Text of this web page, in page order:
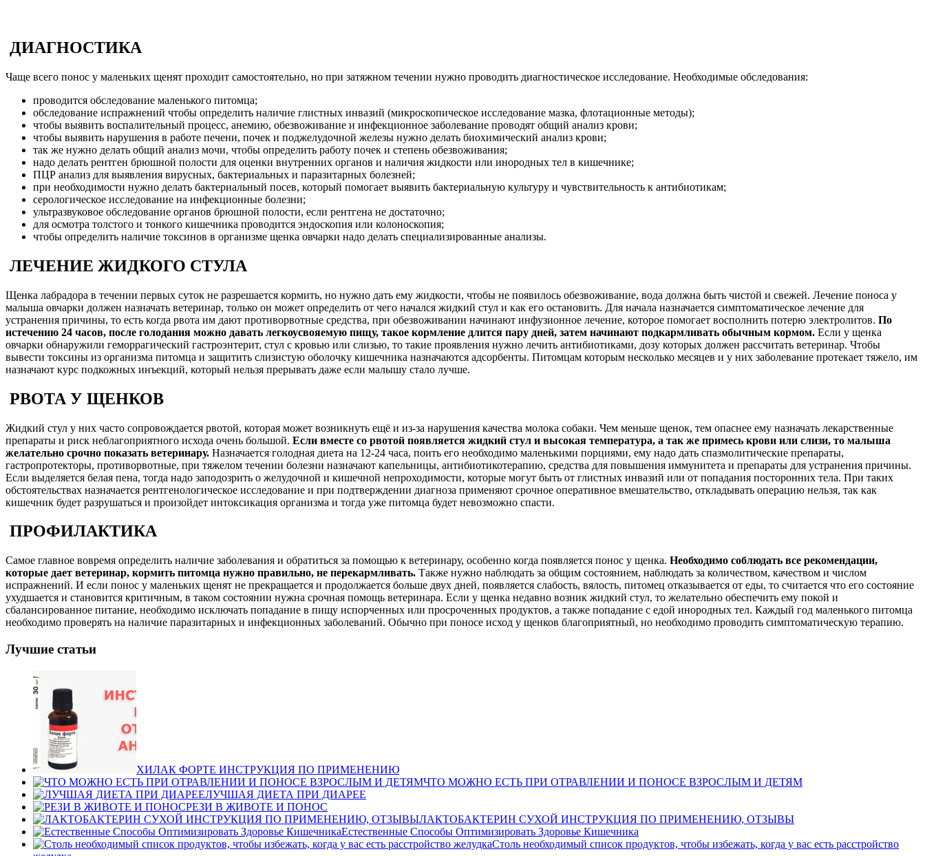
ДИАГНОСТИКА
Чаще всего понос у маленьких щенят проходит самостоятельно, но при затяжном течении нужно проводить диагностическое исследование. Необходимые обследования:
проводится обследование маленького питомца;
обследование испражнений чтобы определить наличие глистных инвазий (микроскопическое исследование мазка, флотационные методы);
чтобы выявить воспалительный процесс, анемию, обезвоживание и инфекционное заболевание проводят общий анализ крови;
чтобы выявить нарушения в работе печени, почек и поджелудочной железы нужно делать биохимический анализ крови;
так же нужно делать общий анализ мочи, чтобы определить работу почек и степень обезвоживания;
надо делать рентген брюшной полости для оценки внутренних органов и наличия жидкости или инородных тел в кишечнике;
ПЦР анализ для выявления вирусных, бактериальных и паразитарных болезней;
при необходимости нужно делать бактериальный посев, который помогает выявить бактериальную культуру и чувствительность к антибиотикам;
серологическое исследование на инфекционные болезни;
ультразвуковое обследование органов брюшной полости, если рентгена не достаточно;
для осмотра толстого и тонкого кишечника проводится эндоскопия или колоноскопия;
чтобы определить наличие токсинов в организме щенка овчарки надо делать специализированные анализы.
ЛЕЧЕНИЕ ЖИДКОГО СТУЛА
Щенка лабрадора в течении первых суток не разрешается кормить, но нужно дать ему жидкости, чтобы не появилось обезвоживание, вода должна быть чистой и свежей. Лечение поноса у
малыша овчарки должен назначать ветеринар, только он может определить от чего начался жидкий стул и как его остановить. Для начала назначается симптоматическое лечение для
устранения причины, то есть когда рвота им дают противорвотные средства, при обезвоживании начинают инфузионное лечение, которое помогает восполнить потерю электролитов. По
истечению 24 часов, после голодания можно давать легкоусвояемую пищу, такое кормление длится пару дней, затем начинают подкармливать обычным кормом. Если у щенка
овчарки обнаружили геморрагический гастроэнтерит, стул с кровью или слизью, то такие проявления нужно лечить антибиотиками, дозу которых должен рассчитать ветеринар. Чтобы
вывести токсины из организма питомца и защитить слизистую оболочку кишечника назначаются адсорбенты. Питомцам которым несколько месяцев и у них заболевание протекает тяжело, им
назначают курс подкожных инъекций, который нельзя прерывать даже если малышу стало лучше.
РВОТА У ЩЕНКОВ
Жидкий стул у них часто сопровождается рвотой, которая может возникнуть ещё и из-за нарушения качества молока собаки. Чем меньше щенок, тем опаснее ему назначать лекарственные
препараты и риск неблагоприятного исхода очень большой. Если вместе со рвотой появляется жидкий стул и высокая температура, а так же примесь крови или слизи, то малыша
желательно срочно показать ветеринару. Назначается голодная диета на 12-24 часа, поить его необходимо маленькими порциями, ему надо дать спазмолитические препараты,
гастропротекторы, противорвотные, при тяжелом течении болезни назначают капельницы, антибиотикотерапию, средства для повышения иммунитета и препараты для устранения причины.
Если выделяется белая пена, тогда надо заподозрить о желудочной и кишечной непроходимости, которые могут быть от глистных инвазий или от попадания посторонних тела. При таких
обстоятельствах назначается рентгенологическое исследование и при подтверждении диагноза применяют срочное оперативное вмешательство, откладывать операцию нельзя, так как
кишечник будет разрушаться и произойдет интоксикация организма и тогда уже питомца будет невозможно спасти.
ПРОФИЛАКТИКА
Самое главное вовремя определить наличие заболевания и обратиться за помощью к ветеринару, особенно когда появляется понос у щенка. Необходимо соблюдать все рекомендации,
которые дает ветеринар, кормить питомца нужно правильно, не перекармливать. Также нужно наблюдать за общим состоянием, наблюдать за количеством, качеством и числом
испражнений. И если понос у маленьких щенят не прекращается и продолжается больше двух дней, появляется слабость, вялость, питомец отказывается от еды, то считается что его состояние
ухудшается и становится критичным, в таком состоянии нужна срочная помощь ветеринара. Если у щенка недавно возник жидкий стул, то желательно обеспечить ему покой и
сбалансированное питание, необходимо исключать попадание в пищу испорченных или просроченных продуктов, а также попадание с едой инородных тел. Каждый год маленького питомца
необходимо проверять на наличие паразитарных и инфекционных заболеваний. Обычно при поносе исход у щенков благоприятный, но необходимо проводить симптоматическую терапию.
Лучшие статьи
ХИЛАК ФОРТЕ ИНСТРУКЦИЯ ПО ПРИМЕНЕНИЮ
ЧТО МОЖНО ЕСТЬ ПРИ ОТРАВЛЕНИИ И ПОНОСЕ ВЗРОСЛЫМ И ДЕТЯМ
ЛУЧШАЯ ДИЕТА ПРИ ДИАРЕЕ
РЕЗИ В ЖИВОТЕ И ПОНОС
ЛАКТОБАКТЕРИН СУХОЙ ИНСТРУКЦИЯ ПО ПРИМЕНЕНИЮ, ОТЗЫВЫ
Естественные Способы Оптимизировать Здоровье Кишечника
Столь необходимый список продуктов, чтобы избежать, когда у вас есть расстройство